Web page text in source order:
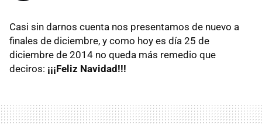
Casi sin darnos cuenta nos presentamos de nuevo a
finales de diciembre, y como hoy es día 25 de
diciembre de 2014 no queda más remedio que
deciros: ¡¡¡Feliz Navidad!!!